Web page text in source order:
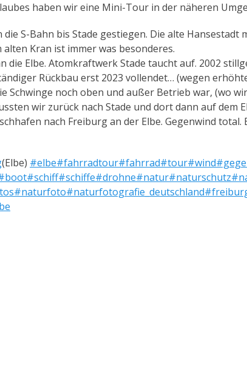
haben wir eine Mini-Tour in der näheren
S-Bahn bis Stade gestiegen. Die alte Hansestadt
Kran ist immer was besonderes.
die Elbe. Atomkraftwerk Stade taucht auf. 2002
Rückbau erst 2023 vollendet… (wegen
Schwinge noch oben und außer Betrieb war, (wo
wir zurück nach Stade und dort dann auf dem
nach Freiburg an der Elbe. Gegenwind
(Elbe) #elbe#fahrradtour#fahrrad#tour#wind
#schiff#schiffe#drohne#natur#naturschutz
#naturfoto#naturfotografie_deutschland